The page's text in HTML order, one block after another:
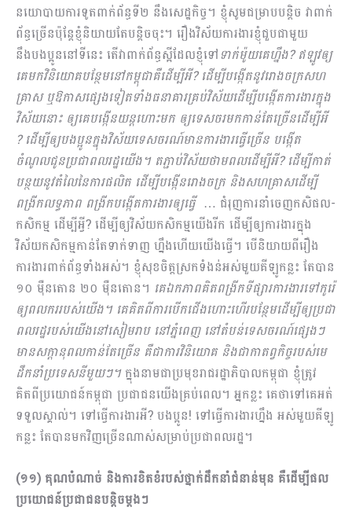
នយោបាយការទូតពាក់ព័ន្ធទី២ នឹងសេដ្ឋកិច្ច។ ខ្ញុំសូមជម្រាបបន្តិច វាពាក់
ព័ន្ធច្រើនប៉ុន្តែខ្ញុំនិយាយតែបន្តិចចុះ។ រឿងវិស័យការងារខ្ញុំជួបជាមួយ
នឹងបងប្អូននៅទីនេះ តើវាពាក់ព័ន្ធស្អីដែលខ្ញុំទៅទាក់ម៉ូយគេហ្នឹង? ឥឡូវឲ្យ
គេមកវិនិយោគបន្ថែមនៅកម្ពុជាគឺដើម្បីអី? ដើម្បីបង្កើតនូវរោងចក្រសហ
គ្រាស ឬឱកាសផ្សេងទៀតទាំងធនាគារគ្រប់វិស័យដើម្បីបង្កើតការងារក្នុង
វិស័យនោះ ឲ្យគេបង្កើនយន្តហោះមក ឲ្យទេសចរមកកាន់តែច្រើនដើម្បីអី
? ដើម្បីឲ្យបងប្អូនក្នុងវិស័យទេសចរណ៍មានការងារធ្វើច្រើន បង្កើត
ចំណូលជូនប្រជាពលរដ្ឋយើង។ តភ្ជាប់វិស័យថាមពលដើម្បីអី? ដើម្បីកាត់
បន្ថយនូវតំលៃនៃការផលិត ដើម្បីបង្កើនរោងចក្រ និងសហគ្រាសដើម្បី
ពង្រីកលទ្ធភាព ពង្រីកបង្កើតការងារឲ្យធ្វើ… ជំរុញការនាំចេញកសិផល-
កសិកម្ម ដើម្បីអ្វី? ដើម្បីឲ្យវិស័យកសិកម្មយើងរីក ដើម្បីឲ្យការងារក្នុង
វិស័យកសិកម្មកាន់តែទាក់ទាញ ហ្នឹងហើយយើងធ្វើ។ បើនិយាយពីរឿង
ការងារពាក់ព័ន្ធទាំងអស់។ ខ្ញុំសុខចិត្តស្រកទំងន់អស់មួយគីឡូកន្លះ តែបាន
១០ ម៉ឺនតោន ២០ ម៉ឺនតោន។ គេឯកភាពគិតពង្រីកទីផ្សារការងារទៅកូរ៉េ
ឲ្យពលកររបស់យើង។ គេគិតពីការបើកជើងហោះហើរបន្ថែមដើម្បីឲ្យប្រជា
ពលរដ្ឋរបស់យើងនៅសៀមរាប នៅភ្នំពេញ នៅតំបន់ទេសចរណ៍ផ្សេងៗ​
មានសក្តានុពលកាន់តែច្រើន គឺជាការវិនិយោគ និងជាកាតព្វកិច្ចរបស់មេ
ដឹកនាំប្រទេសនីមួយៗ។ក្នុងនាមជាប្រមុខរាជរដ្ឋាភិបាលកម្ពុជា ខ្ញុំត្រូវ
គិតពីប្រយោជន៍កម្ពុជា ប្រជាជនយើងគ្រប់ពេល។ អ្នកខ្លះ គេថាទៅគេអត់
ទទួលស្គាល់។ ទៅធ្វើការងារអី? បងប្អូន! ទៅធ្វើការងារហ្នឹង អស់មួយគីឡូ
កន្លះ តែបានមកវិញច្រើនណាស់សម្រាប់ប្រជាពលរដ្ឋ។
(១១) គុណបំណាច់ និងការខិតខំរបស់ថ្នាក់ដឹកនាំជំនាន់មុន គឺដើម្បីផល
ប្រយោជន៍ប្រជាជនបន្តិចម្ដងៗ